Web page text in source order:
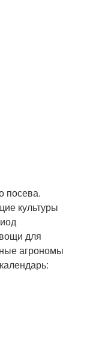
посева.
культуры
для
агрономы